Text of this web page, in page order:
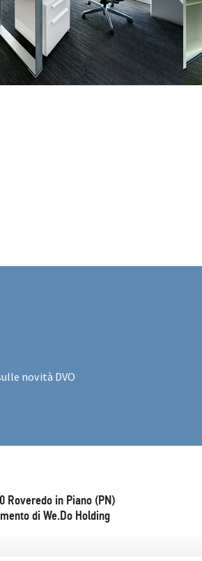
novità DVO
Roveredo in Piano (PN)
di We.Do Holding